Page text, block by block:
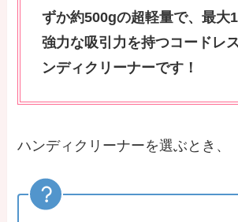
ずか約500gの超軽量で、最大
強力な吸引力を持つコードレ
ンディクリーナーです！
ハンディクリーナーを選ぶとき、